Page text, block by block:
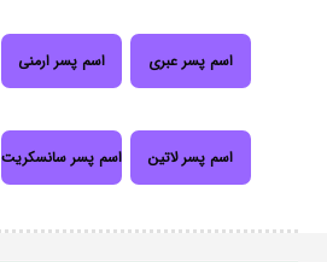
اسم پسر عبری اسم پسر ارمنی
اسم پسر لاتین اسم پسر سانسکریت